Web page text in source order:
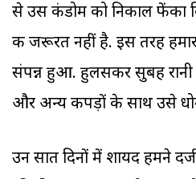
से उस कंडोम को निकाल फेंका
की जरूरत नहीं है. इस तरह
संपन्न हुआ. हुलसकर सुबह रानी
और अन्य कपड़ों के साथ उसे
उन सात दिनों में शायद हमने